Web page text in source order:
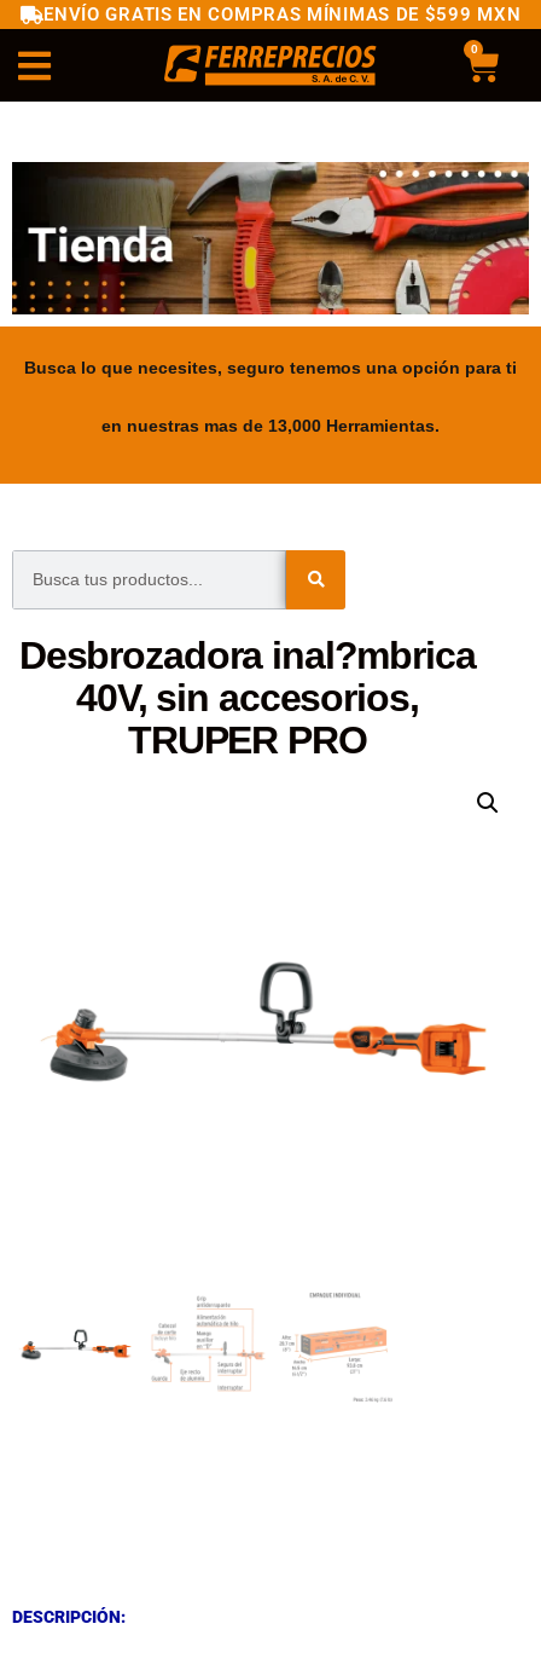
ENVÍO GRATIS EN COMPRAS MÍNIMAS DE $599 MXN
0
Busca lo que necesites, seguro tenemos una opción para ti
en nuestras mas de 13,000 Herramientas.
Desbrozadora inal?mbrica
40V, sin accesorios,
TRUPER PRO
DESCRIPCIÓN: